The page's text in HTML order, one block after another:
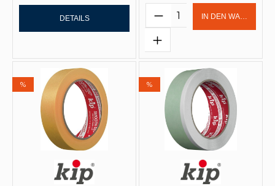
DETAILS Produkt Anzahl:
IN DEN
% %